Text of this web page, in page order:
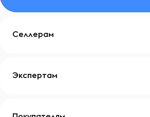
Селлерам
Экспертам